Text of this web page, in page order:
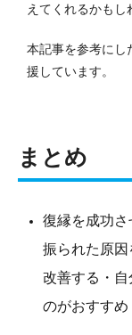
えてくれるかもし
本記事を参考にし
援しています。
まとめ
復縁を成功さ
振られた原
改善する・
のがおすすめ